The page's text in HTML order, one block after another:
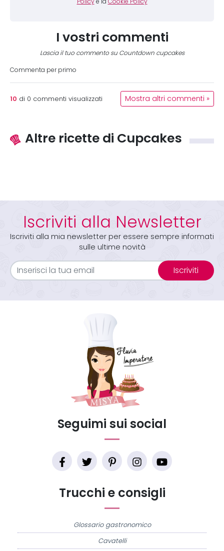
Policy e la Cookie Policy
I vostri commenti
Lascia il tuo commento su Countdown cupcakes
Commenta per primo
10 di 0 commenti visualizzati Mostra altri commenti »
Altre ricette di Cupcakes
Iscriviti alla Newsletter
Iscriviti alla mia newsletter per essere sempre informati
sulle ultime novità
Iscriviti
Trucchi e consigli
Glossario gastronomico
Cavatelli
Seguimi sui social